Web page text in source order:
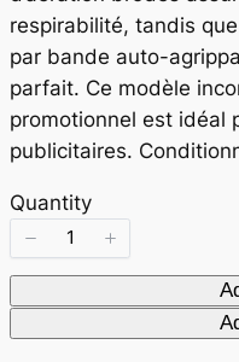
respirabilité, tandis
par bande auto-
parfait. Ce modèle
promotionnel est idéal
publicitaires.
Quantity